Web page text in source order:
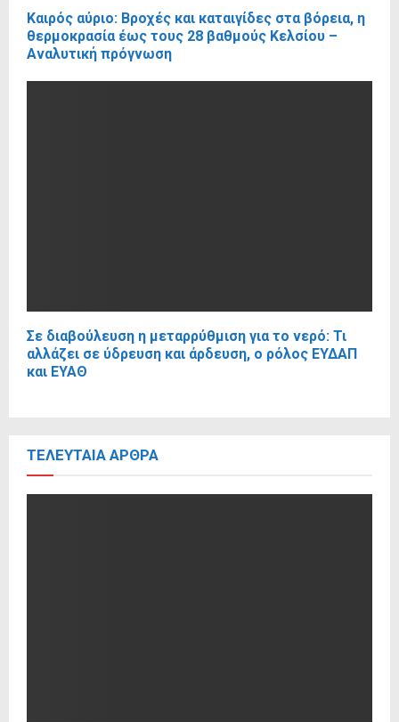
Καιρός αύριο: Βροχές και καταιγίδες στα βόρεια, η
θερμοκρασία έως τους 28 βαθμούς Κελσίου –
Αναλυτική πρόγνωση
Σε διαβούλευση η μεταρρύθμιση για το νερό: Τι
αλλάζει σε ύδρευση και άρδευση, ο ρόλος ΕΥΔΑΠ
και ΕΥΑΘ
ΤΕΛΕΥΤΑΊΑ ΆΡΘΡΑ